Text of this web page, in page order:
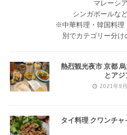
マレーシア
シンガポールな
※中華料理・韓国料理
別でカテゴリー分け
熱烈観光夜市 京都
とア
2021年9
タイ料理 クワンチ